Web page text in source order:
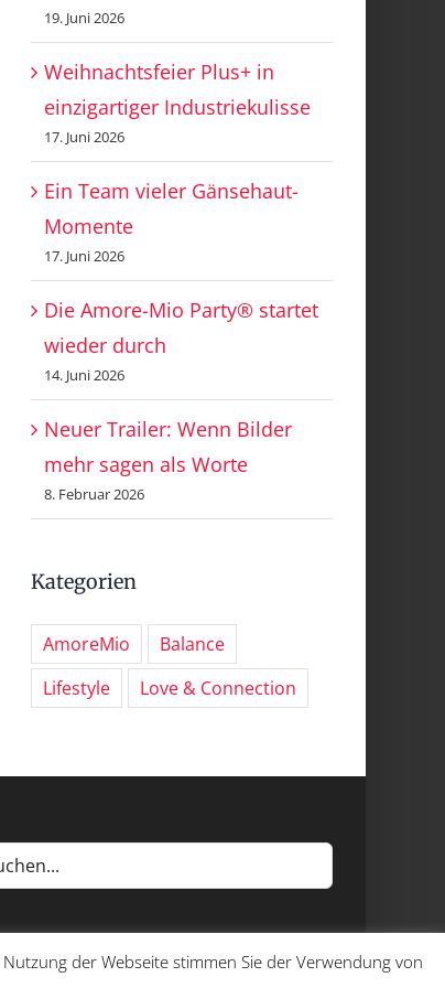
19. Juni 2026
Weihnachtsfeier Plus+ in
einzigartiger Industriekulisse
17. Juni 2026
Ein Team vieler Gänsehaut-
Momente
17. Juni 2026
Die Amore-Mio Party® startet
wieder durch
14. Juni 2026
Neuer Trailer: Wenn Bilder
mehr sagen als Worte
8. Februar 2026
Kategorien
AmoreMio
Balance
Lifestyle
Love & Connection
der Webseite stimmen Sie der Verwendung von